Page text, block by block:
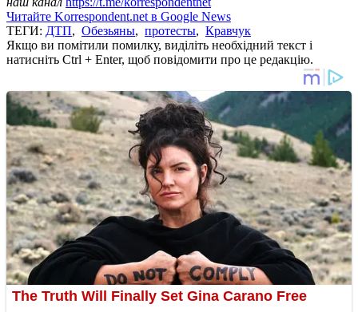
Читайте Korrespondent.net в Google News
ТЕГИ: ДТП, Обезьяны, протесты, Кравчук
Якщо ви помітили помилку, виділіть необхідний текст і
натисніть Ctrl + Enter, щоб повідомити про це редакцію.